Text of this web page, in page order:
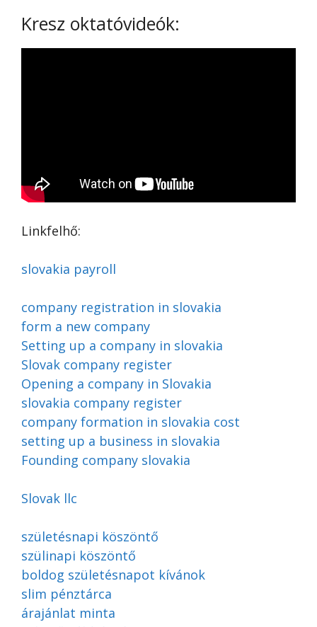
Kresz oktatóvideók:
Linkfelhő:
slovakia payroll
company registration in slovakia
form a new company
Setting up a company in slovakia
Slovak company register
Opening a company in Slovakia
slovakia company register
company formation in slovakia cost
setting up a business in slovakia
Founding company slovakia
Slovak llc
születésnapi köszöntő
szülinapi köszöntő
boldog születésnapot kívánok
slim pénztárca
árajánlat minta